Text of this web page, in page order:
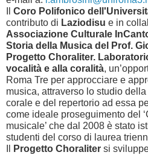
Coro Polifonico
contributo di Laziodisu e in
Associazione Culturale
Storia della Musica del Prof.
Progetto Choraliter.
vocalità e alla coralità,
Roma Tre per approcciare e
musica, attraverso lo studio
corale e del repertorio ad essa
come ideale proseguimento del
musicale’ che dal 2008 è stato
studenti del corso di laurea
Progetto Choraliter si